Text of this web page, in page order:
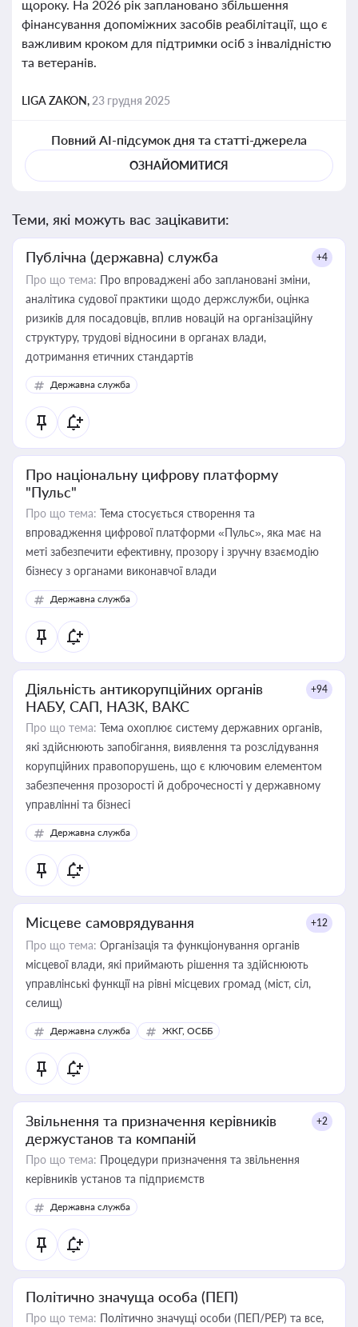
щороку. На 2026 рік заплановано збільшення
фінансування допоміжних засобів реабілітації, що є
важливим кроком для підтримки осіб з інвалідністю
та ветеранів.
LIGA ZAKON, 23 грудня 2025
Повний AI-підсумок дня та статті-джерела
ОЗНАЙОМИТИСЯ
Теми, які можуть вас зацікавити:
Публічна (державна) служба +4
Про що тема: Про впроваджені або заплановані зміни,
аналітика судової практики щодо держслужби, оцінка
ризиків для посадовців, вплив новацій на організаційну
структуру, трудові відносини в органах влади,
дотримання етичних стандартів
Державна служба
Про національну цифрову платформу
"Пульс"
Про що тема: Тема стосується створення та
впровадження цифрової платформи «Пульс», яка має на
меті забезпечити ефективну, прозору і зручну взаємодію
бізнесу з органами виконавчої влади
Державна служба
Діяльність антикорупційних органів
НАБУ, САП, НАЗК, ВАКС
+94
Про що тема: Тема охоплює систему державних органів,
які здійснюють запобігання, виявлення та розслідування
корупційних правопорушень, що є ключовим елементом
забезпечення прозорості й доброчесності у державному
управлінні та бізнесі
Державна служба
Місцеве самоврядування +12
Про що тема: Організація та функціонування органів
місцевої влади, які приймають рішення та здійснюють
управлінські функції на рівні місцевих громад (міст, сіл,
селищ)
Державна служба ЖКГ, ОСББ
Звільнення та призначення керівників
держустанов та компаній
+2
Про що тема: Процедури призначення та звільнення
керівників установ та підприємств
Державна служба
Політично значуща особа (ПЕП)
Про що тема: Політично значущі особи (ПЕП/PEP) та все,